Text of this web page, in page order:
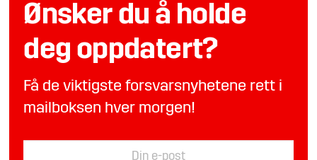
Ønsker du å holde
deg oppdatert?
Få de viktigste forsvarsnyhetene rett i
mailboksen hver morgen!